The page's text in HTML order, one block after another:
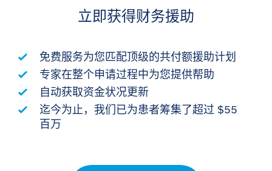
立即获得财务援助
免费服务为您匹配顶级的共付额援助计划
专家在整个申请过程中为您提供帮助
自动获取资金状况更新
迄今为止，我们已为患者筹集了超过 $55
百万